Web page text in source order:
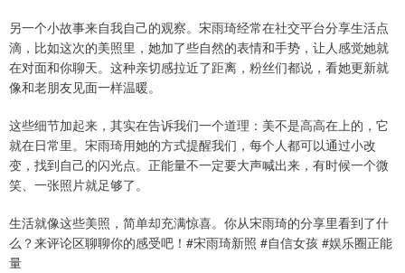
另一个小故事来自我自己的观察。宋雨琦经常在社交平台分享生活点
滴，比如这次的美照里，她加了些自然的表情和手势，让人感觉她就
在对面和你聊天。这种亲切感拉近了距离，粉丝们都说，看她更新就
像和老朋友见面一样温暖。
这些细节加起来，其实在告诉我们一个道理：美不是高高在上的，它
就在日常里。宋雨琦用她的方式提醒我们，每个人都可以通过小改
变，找到自己的闪光点。正能量不一定要大声喊出来，有时候一个微
笑、一张照片就足够了。
生活就像这些美照，简单却充满惊喜。你从宋雨琦的分享里看到了什
么？来评论区聊聊你的感受吧！#宋雨琦新照 #自信女孩 #娱乐圈正能
量